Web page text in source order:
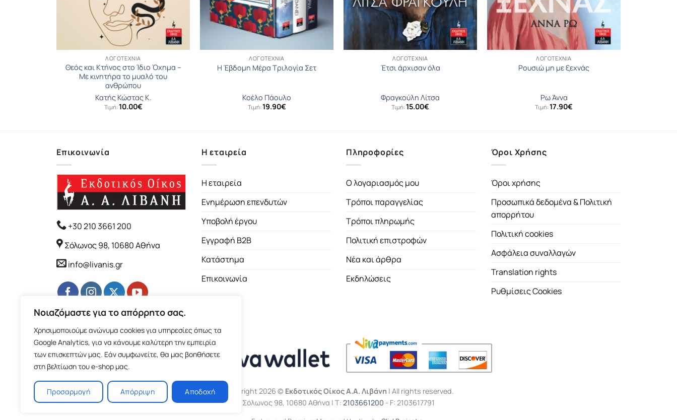
Νοιαζόμαστε για το απόρρητο σας.
Χρησιμοποιούμε ανώνυμα cookies για υπηρεσίες όπως τα
Google Analytics, για να κάνουμε καλύτερη την εμπειρία
των επισκεπτών μας. Εάν συμφωνείτε, θα μας βοηθήσετε
στη βελτίωση του e-shop μας.
Προσαρμογή Απόρριψη Αποδοχή
ΛΟΓΟΤΕΧΝΊΑ
Θεός και Κτήνος στο Ίδιο Όχηµα –
Με κινητήρα το μυαλό του
ανθρώπου
Κατής Κώστας Κ.
Τιμή:10.00€
ΛΟΓΟΤΕΧΝΊΑ
Η Έβδομη Μέρα Τριλογία Σετ
Κοέλο Πάουλο
Τιμή:19.90€
ΛΟΓΟΤΕΧΝΊΑ
Έτσι άρχισαν όλα
Φραγκούλη Λίτσα
Τιμή:15.00€
ΛΟΓΟΤΕΧΝΊΑ
Ρουσιώ μη με ξεχνάς
Ρω Άννα
Τιμή:17.90€
Επικοινωνία
+30 210 3661 200
Σόλωνος 98, 10680 Αθήνα
info@livanis.gr
Η εταιρεία
Η εταιρεία
Ενημέρωση επενδυτών
Υποβολή έργου
Εγγραφή B2B
Κατάστημα
Επικοινωνία
Πληροφορίες
Ο λογαριασμός μου
Τρόποι παραγγελίας
Τρόποι πληρωμής
Πολιτική επιστροφών
Νέα και άρθρα
Εκδηλώσεις
Όροι Χρήσης
Όροι χρήσης
Προσωπικά δεδομένα & Πολιτική
απορρήτου
Πολιτική cookies
Ασφάλεια συναλλαγών
Translation rights
Ρυθμίσεις Cookies
Copyright 2026 © Εκδοτικός Οίκος Α.Α. Λιβάνη | All rights reserved.
Σόλωνος 98, 10680 Αθήνα | Τ: 2103661200 - F: 2103617791